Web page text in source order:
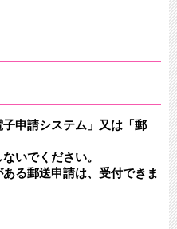
申請システム」又は「郵
いでください。
る郵送申請は、受付できま